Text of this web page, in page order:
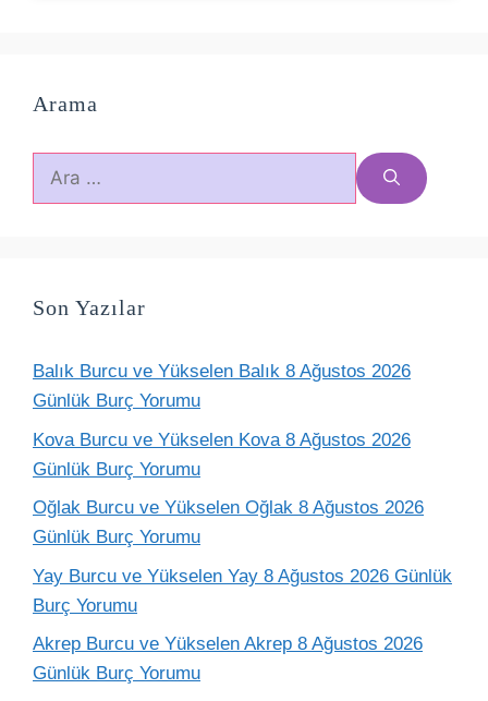
Arama
için
Son Yazılar
Balık Burcu ve Yükselen Balık 8 Ağustos 2026
Günlük Burç Yorumu
Kova Burcu ve Yükselen Kova 8 Ağustos 2026
Günlük Burç Yorumu
Oğlak Burcu ve Yükselen Oğlak 8 Ağustos 2026
Günlük Burç Yorumu
Yay Burcu ve Yükselen Yay 8 Ağustos 2026 Günlük
Burç Yorumu
Akrep Burcu ve Yükselen Akrep 8 Ağustos 2026
Günlük Burç Yorumu